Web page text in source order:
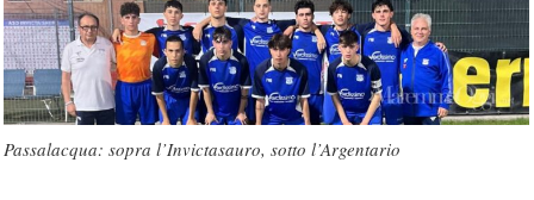
Passalacqua: sopra l’Invictasauro, sotto l’Argentario